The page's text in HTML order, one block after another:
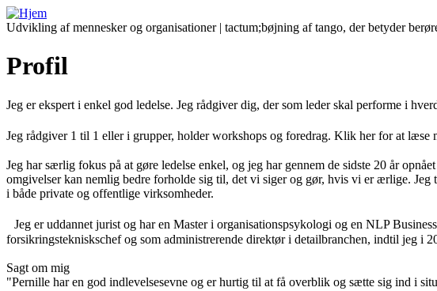
Udvikling af mennesker og organisationer | tactum;bøjning af tango, der betyder
Profil
Jeg er ekspert i enkel god ledelse. Jeg rådgiver dig, der som leder skal performe i
Jeg rådgiver 1 til 1 eller i grupper, holder workshops og foredrag. Klik her for at læse
Jeg har særlig fokus på at gøre ledelse enkel, og jeg har gennem de sidste 20 år
omgivelser kan nemlig bedre forholde sig til, det vi siger og gør, hvis vi er ærlige.
i både private og offentlige virksomheder.
Jeg er uddannet jurist og har en Master i organisationspsykologi og en NLP
forsikringstekniskschef og som administrerende direktør i detailbranchen, indtil jeg i
Sagt om mig
"Pernille har en god indlevelsesevne og er hurtig til at få overblik og sætte sig ind i